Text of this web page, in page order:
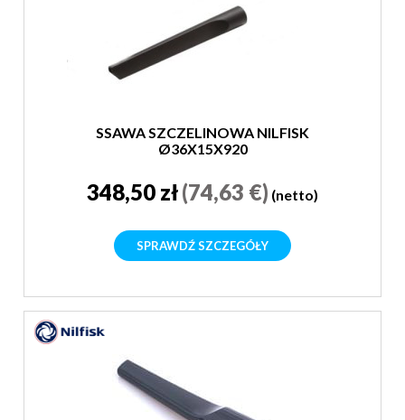
SSAWA SZCZELINOWA NILFISK
Ø36X15X920
348,50 zł(74,63 €) (netto)
SPRAWDŹ SZCZEGÓŁY